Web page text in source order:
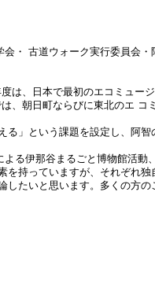
・ 古道ウォーク実行委員会
は、日本で最初のエコミュー
、朝日町ならびに東北のエ コ
」という課題を設定し、阿智
る伊那谷まるごと博物館活動
持っていますが、それぞれ独
たいと思います。多くの方の